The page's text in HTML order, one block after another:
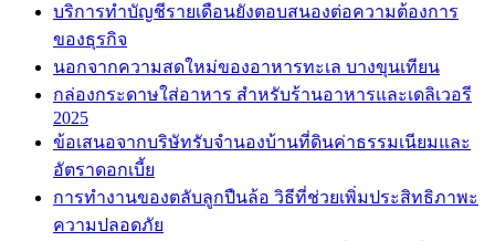
บริการทำบัญชีรายเดือนยังตอบสนองต่อความต้องการ
ของธุรกิจ
นอกจากความสดใหม่ของอาหารทะเล บางขุนเทียน
กล่องกระดาษใส่อาหาร สำหรับร้านอาหารและเดลิเวอรี
2025
ข้อเสนอจากบริษัทรับจำนองบ้านที่ดินค่าธรรมเนียมและ
อัตราดอกเบี้ย
การทำงานของตลับลูกปืนล้อ วิธีที่ช่วยเพิ่มประสิทธิภาพะ
ความปลอดภัย